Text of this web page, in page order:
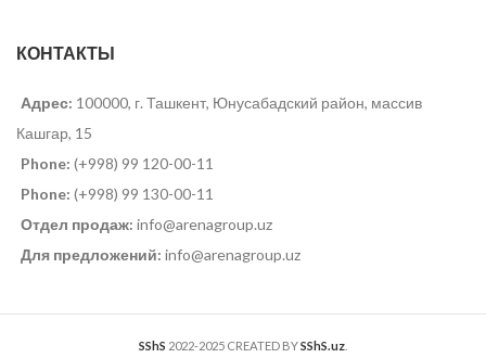
КОНТАКТЫ
Адрес: 100000, г. Ташкент, Юнусабадский район, массив
Кашгар, 15
Phone: (+998) 99 120-00-11
Phone: (+998) 99 130-00-11
Отдел продаж: info@arenagroup.uz
Для предложений: info@arenagroup.uz
SShS 2022-2025 CREATED BYSShS.uz